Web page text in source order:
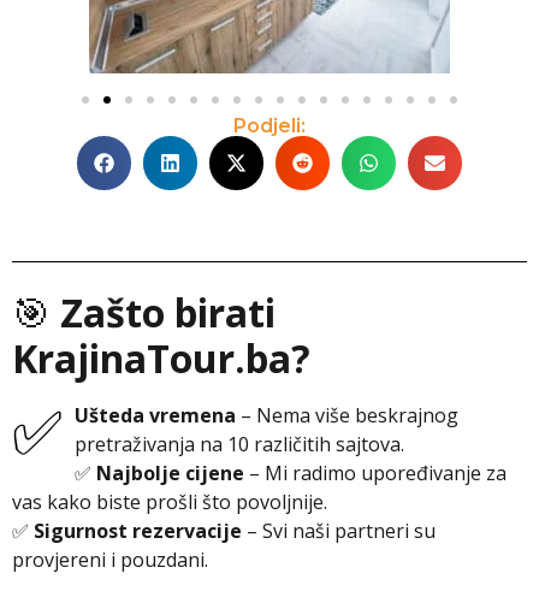
Podjeli:
🎯 Zašto birati
KrajinaTour.ba?
✅ Ušteda vremena – Nema više beskrajnog
pretraživanja na 10 različitih sajtova.
✅ Najbolje cijene – Mi radimo upoređivanje za
vas kako biste prošli što povoljnije.
✅ Sigurnost rezervacije – Svi naši partneri su
provjereni i pouzdani.